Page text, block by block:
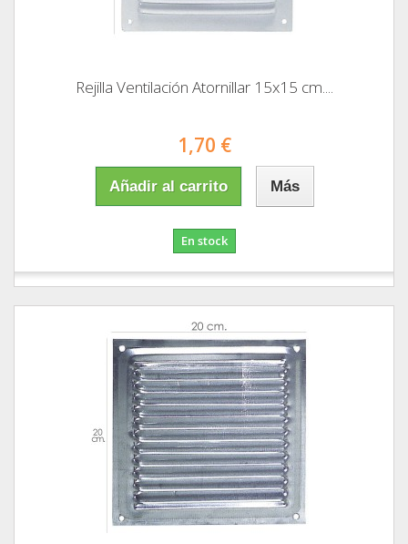
Rejilla Ventilación Atornillar 15x15 cm....
1,70 €
Añadir al carrito Más
En stock